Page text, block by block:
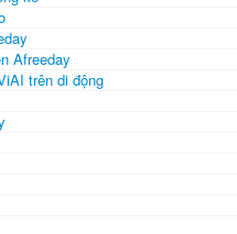
Afreeday
trên di động